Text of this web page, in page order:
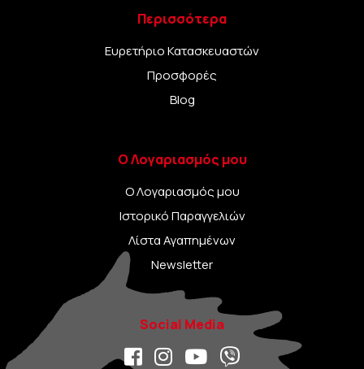
Περισσότερα
Ευρετήριο Κατασκευαστών
Προσφορές
Blog
Ο Λογαριασμός μου
Ο Λογαριασμός μου
Ιστορικό Παραγγελιών
Λίστα Αγαπημένων
Newsletter
Social Media